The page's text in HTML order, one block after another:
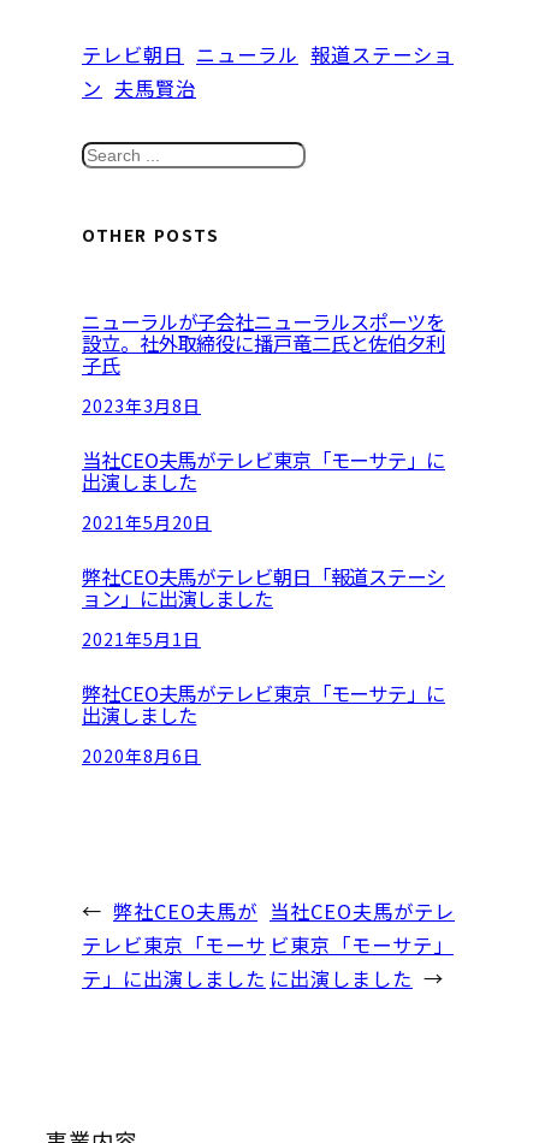
テレビ朝日 ニューラル 報道ステーショ
ン 夫馬賢治
S
a
h
OTHER POSTS
ニューラルが子会社ニューラルスポーツを
設立。社外取締役に播戸竜二氏と佐伯夕利
子氏
2023年3月8日
当社CEO夫馬がテレビ東京「モーサテ」に
出演しました
2021年5月20日
弊社CEO夫馬がテレビ朝日「報道ステーシ
ョン」に出演しました
2021年5月1日
弊社CEO夫馬がテレビ東京「モーサテ」に
出演しました
2020年8月6日
← 弊社CEO夫馬が
テレビ東京「モーサ
テ」に出演しました
当社CEO夫馬がテレ
ビ東京「モーサテ」
に出演しました →